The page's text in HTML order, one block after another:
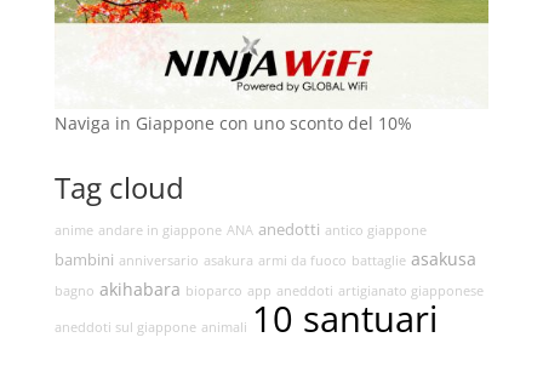
Naviga in Giappone con uno sconto del 10%
Tag cloud
anime andare in giappone ANA anedotti antico giappone
bambini anniversario asakura armi da fuoco battaglie asakusa
bagno akihabara bioparco app aneddoti artigianato giapponese
aneddoti sul giappone animali 10 santuari